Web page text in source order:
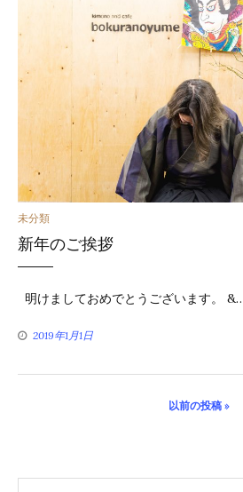
カ
テ
ー
未分類
新年のご挨拶
明けましておめでとうございます。
2019年1月1日
投
ビ
以前の投稿 »